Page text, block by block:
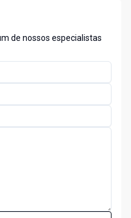
de nossos especialistas